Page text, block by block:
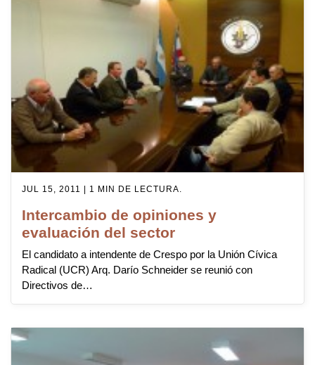
JUL 15, 2011 | 1 MIN DE LECTURA.
Intercambio de opiniones y
evaluación del sector
El candidato a intendente de Crespo por la Unión Cívica
Radical (UCR) Arq. Darío Schneider se reunió con
Directivos de…